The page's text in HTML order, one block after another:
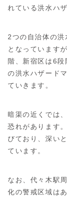
れている洪水ハ
2つの自治体の
となっています
階、新宿区は6
の洪水ハザード
ていきます。
暗渠の近くでは
恐れがあります
びており、深い
ています。
なお、代々木駅
化の警戒区域は